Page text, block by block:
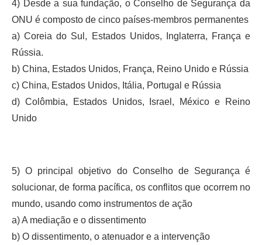
4) Desde a sua fundação, o Conselho de Segurança da
ONU é composto de cinco países-membros permanentes
a) Coreia do Sul, Estados Unidos, Inglaterra, França e
Rússia.
b) China, Estados Unidos, França, Reino Unido e Rússia
c) China, Estados Unidos, Itália, Portugal e Rússia
d) Colômbia, Estados Unidos, Israel, México e Reino
Unido
5) O principal objetivo do Conselho de Segurança é
solucionar, de forma pacífica, os conflitos que ocorrem no
mundo, usando como instrumentos de ação
a) A mediação e o dissentimento
b) O dissentimento, o atenuador e a intervenção